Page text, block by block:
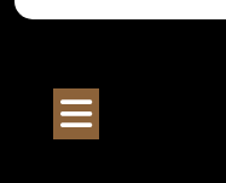
Перейти